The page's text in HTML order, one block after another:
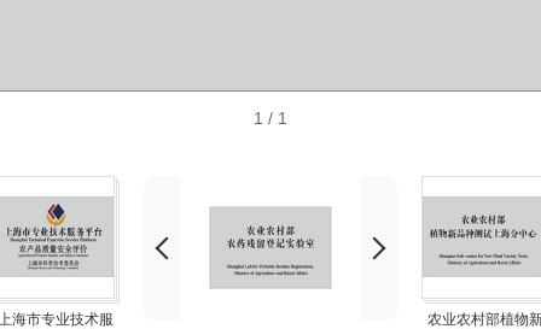
1 / 1
海市专业技术服
农业农村部植物